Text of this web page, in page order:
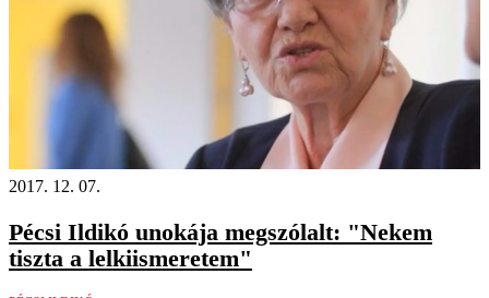
2017. 12. 07.
Pécsi Ildikó unokája megszólalt: "Nekem
tiszta a lelkiismeretem"